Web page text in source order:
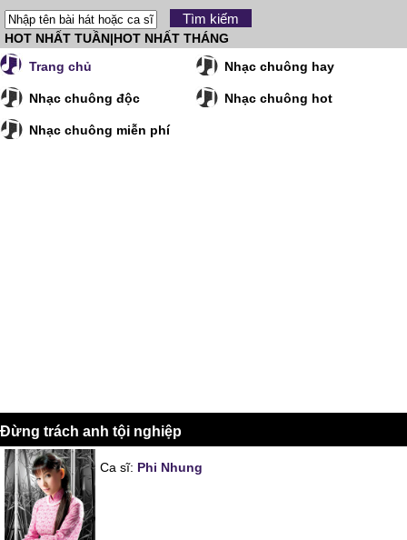
HOT NHẤT TUẦN|HOT NHẤT THÁNG
Trang chủ
Nhạc chuông hay
Nhạc chuông độc Nhạc chuông hot
Nhạc chuông miễn phí
Đừng trách anh tội nghiệp
Ca sĩ: Phi Nhung